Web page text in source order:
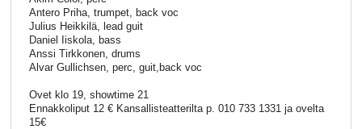
Antero Priha, trumpet, back voc
Julius Heikkilä, lead guit
Daniel Iiskola, bass
Anssi Tirkkonen, drums
Alvar Gullichsen, perc, guit,back voc
Ovet klo 19, showtime 21
Ennakkoliput 12 € Kansallisteatterilta p. 010 733 1331 ja ovelta
15€